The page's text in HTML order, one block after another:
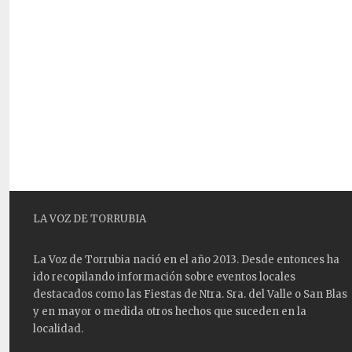
LA VOZ DE TORRUBIA
La Voz de Torrubia nació en el año 2013. Desde entonces ha
ido recopilando información sobre eventos locales
destacados como las Fiestas de Ntra. Sra. del Valle o San Blas
y en mayor o medida otros hechos que suceden en la
localidad.